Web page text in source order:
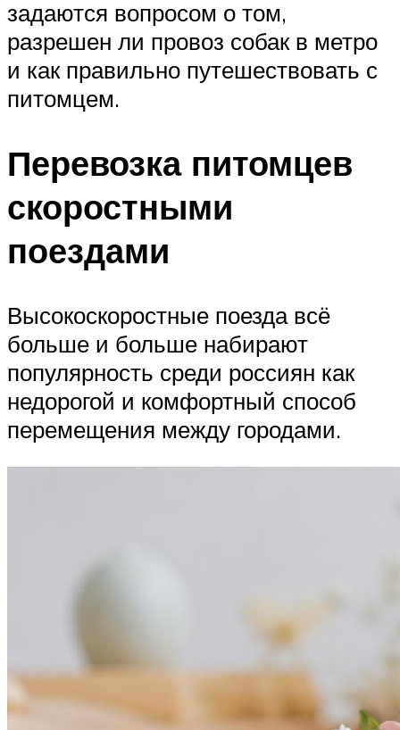
задаются вопросом о том,
разрешен ли провоз собак в метро
и как правильно путешествовать с
питомцем.
Перевозка питомцев
скоростными
поездами
Высокоскоростные поезда всё
больше и больше набирают
популярность среди россиян как
недорогой и комфортный способ
перемещения между городами.